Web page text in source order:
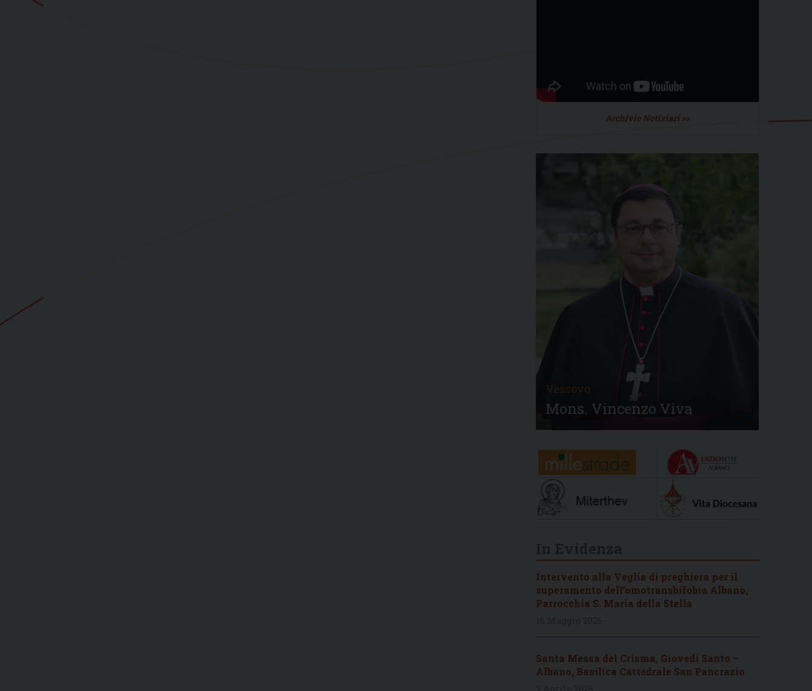
Archivio Notiziari >>
Vescovo
Mons. Vincenzo Viva
Intervento alla Veglia di preghiera per il
superamento dell’omotransbifobia Albano,
Parrocchia S. Maria della Stella
Santa Messa del Crisma, Giovedì Santo –
Albano, Basilica Cattedrale San Pancrazio